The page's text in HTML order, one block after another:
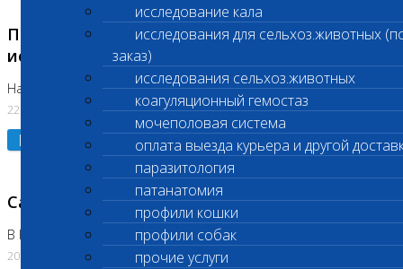
исследование кала
исследования для сельхоз.животных
заказ)
исследования сельхоз.животных
коагуляционный гемостаз
мочеполовая система
оплата выезда курьера и другой
паразитология
патанатомия
профили кошки
профили собак
прочие услуги
Приостановлено выполнение биохимических
исследований
На Нагорной. Код ( 123,310,309)
22.07.2026
Подробнее
Санитарные дни
В Коломне 24.07.2026 и 28.07.2026
20.07.2026